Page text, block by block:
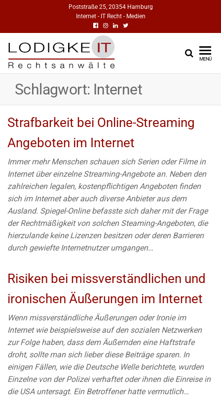
Poststraße 25, 20354 Hamburg
Internet - IT Recht - Medien
FÜR
MEDIEN | DR.
LODIGKEIT
HAMBURG |
Markenrecht
MENÜ
Schlagwort: Internet
Strafbarkeit bei Online-Streaming
Angeboten im Internet
Immer mehr Menschen schauen sich Serien oder Filme in
Internet über einzelne Streaming-Angebote an. Neben den
zahlreichen legalen, kostenpflichtigen Angeboten finden
sich im Internet aber auch diverse Anbieter aus dem
Ausland. Spiegel-Online befasste sich daher mit der Frage
der Rechtmäßigkeit von solchen Steaming-Angeboten, die
hierzulande keine Lizenzen besitzen oder deren Barrieren
durch gewiefte Internetnutzer umgangen…
Risiken bei missverständlichen und
ironischen Äußerungen im Internet
Wenn missverständliche Äußerungen oder Ironie im
Internet wie beispielsweise auf den sozialen Netzwerken
zur Folge haben, dass dem Äußernden eine Haftstrafe
droht, sollte man sich lieber diese Beiträge sparen. In
einigen Fällen, wie die Deutsche Welle berichtete, wurden
Einzelne von der Polizei verhaftet oder ihnen die Einreise in
die USA untersagt. Ein Betroffener hatte vermutlich…